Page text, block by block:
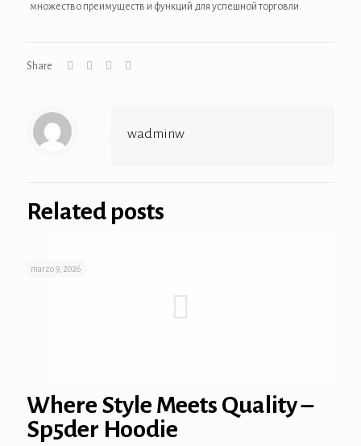
множество преимуществ и функций для успешной торговли.
Share
wadminw
Related posts
marzo 9, 2026
Where Style Meets Quality –
Sp5der Hoodie